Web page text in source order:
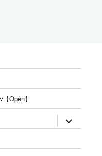
Open】
expand
child